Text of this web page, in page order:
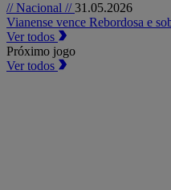
// Nacional //31.05.2026
Vianense vence Rebordosa e
Ver todos
Próximo jogo
Ver todos